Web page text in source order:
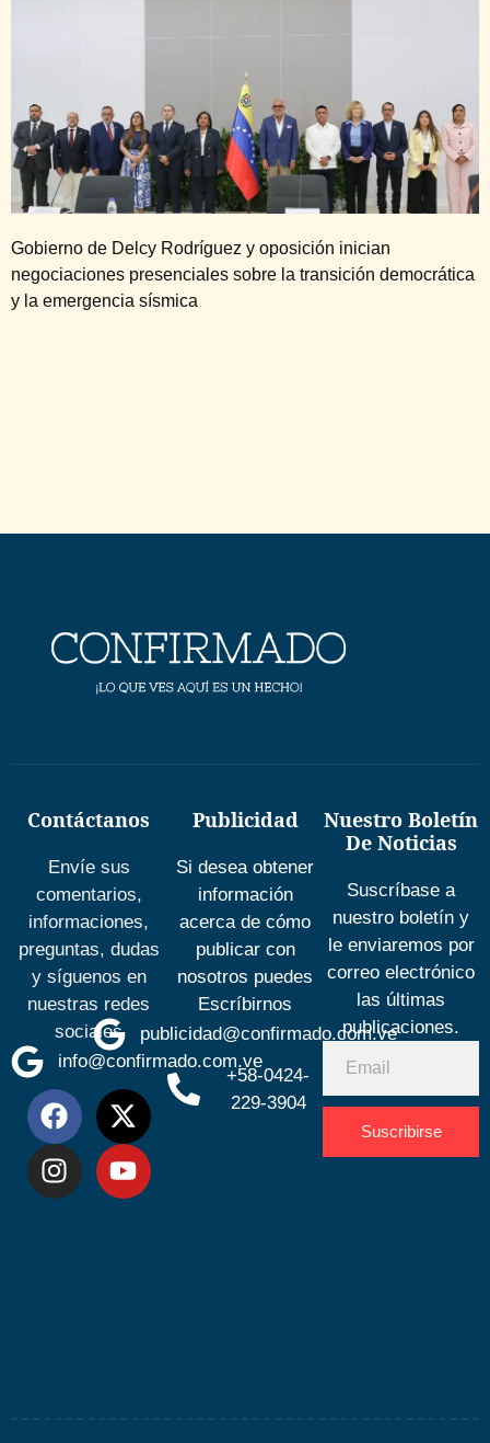
Gobierno de Delcy Rodríguez y oposición inician
negociaciones presenciales sobre la transición democrática
y la emergencia sísmica
Contáctanos
Envíe sus
comentarios,
informaciones,
preguntas, dudas
y síguenos en
nuestras redes
sociales
info@confirmado.com.ve
Publicidad
Si desea obtener
información
acerca de cómo
publicar con
nosotros puedes
Escríbirnos
publicidad@confirmado.com.ve
+58-0424-
229-3904
Nuestro Boletín
De Noticias
Suscríbase a
nuestro boletín y
le enviaremos por
correo electrónico
las últimas
publicaciones.
Suscribirse